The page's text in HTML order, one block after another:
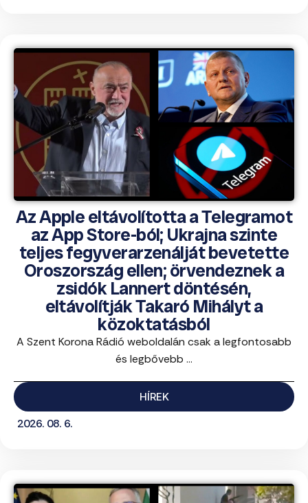
Az Apple eltávolította a Telegramot
az App Store-ból; Ukrajna szinte
teljes fegyverarzenálját bevetette
Oroszország ellen; örvendeznek a
zsidók Lannert döntésén,
eltávolítják Takaró Mihályt a
közoktatásból
A Szent Korona Rádió weboldalán csak a legfontosabb
és legbővebb ...
HÍREK
2026. 08. 6.